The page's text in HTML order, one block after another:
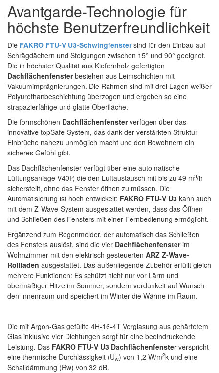
Avantgarde-Technologie für
höchste Benutzerfreundlichkeit
Die FAKRO FTU-V U3-Schwingfenstersind für den Einbau auf
Schrägdächern und Steigungen zwischen 15° und 90° geeignet.
Die in höchster Qualität aus Kiefernholz gefertigten
Dachflächenfensterbestehen aus Leimschichten mit
Vakuumimprägnierungen. Die Rahmen sind mit drei Lagen weißer
Polyurethanbeschichtung überzogen und ergeben so eine
strapazierfähige und glatte Oberfläche.
Die formschönen Dachflächenfensterverfügen über das
innovative topSafe-System, das dank der verstärkten Struktur
Einbrüche nahezu unmöglich macht und den Bewohnern ein
sicheres Gefühl gibt.
Das Dachflächenfenster verfügt über eine automatische
Lüftungsanlage V40P, die den Luftaustausch mit bis zu 49 m3/h
sicherstellt, ohne das Fenster öffnen zu müssen. Die
Automatisierung ist hoch entwickelt: FAKRO FTU-V U3 kann auch
mit dem Z-Wave-System ausgestattet werden, dass das Öffnen
und Schließen des Fensters mit einer Fernbedienung ermöglicht.
Ergänzend zum Regenmelder, der automatisch das Schließen
des Fensters auslöst, sind die vier Dachflächenfensterim
Wohnzimmer mit den elektrisch gesteuerten ARZ Z-Wave-
Rollläden ausgestattet. Das außenliegende Zubehör erfüllt gleich
mehrere Funktionen: Es schützt nicht nur vor Lärm und
übermäßiger Hitze im Sommer, sondern verdunkelt auf Wunsch
den Innenraum und speichert im Winter die Wärme im Raum.
Die mit Argon-Gas gefüllte 4H-16-4T Verglasung aus gehärtetem
Glas inklusive vier Dichtungen sorgt für eine beeindruckende
Leistung. Das FAKRO FTU-V U3 Dachflächenfensterverspricht
eine thermische Durchlässigkeit (Uw) von 1,2 W/m2k und eine
Schalldämmung (Rw) von 32 dB.